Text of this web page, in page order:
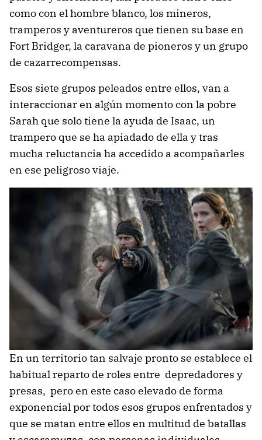
como con el hombre blanco, los mineros,
tramperos y aventureros que tienen su base en
Fort Bridger, la caravana de pioneros y un grupo
de cazarrecompensas.
Esos siete grupos peleados entre ellos, van a
interaccionar en algún momento con la pobre
Sarah que solo tiene la ayuda de Isaac, un
trampero que se ha apiadado de ella y tras
mucha reluctancia ha accedido a acompañarles
en ese peligroso viaje.
En un territorio tan salvaje pronto se establece el
habitual reparto de roles entre depredadores y
presas, pero en este caso elevado de forma
exponencial por todos esos grupos enfrentados y
que se matan entre ellos en multitud de batallas